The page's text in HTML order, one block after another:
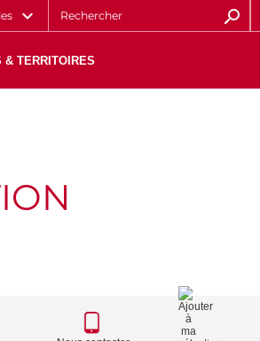
& TERRITOIRES
CALL